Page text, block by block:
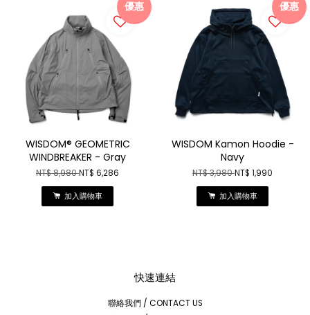
優惠
WISDOM® GEOMETRIC
WINDBREAKER - Gray
NT$ 8,980NT$ 6,286
加入購物車
優惠
WISDOM Kamon Hoodie -
Navy
NT$ 3,980NT$ 1,990
加入購物車
快速連結
聯絡我們 / CONTACT US